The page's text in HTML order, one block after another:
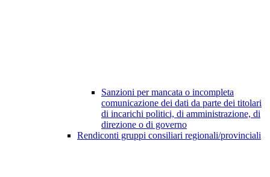
Sanzioni per mancata o incompleta
comunicazione dei dati da parte dei titolari
di incarichi politici, di amministrazione, di
direzione o di governo
Rendiconti gruppi consiliari regionali/provinciali